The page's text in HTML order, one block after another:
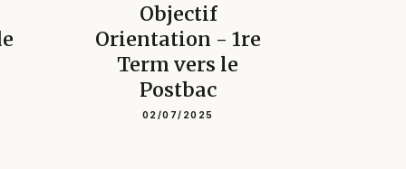
Objectif
Orientation - 1re
Term vers le
Postbac
02/07/2025